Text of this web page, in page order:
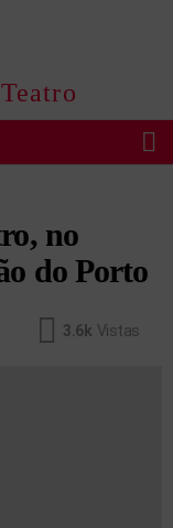
no
do Porto
3.6k Vistas